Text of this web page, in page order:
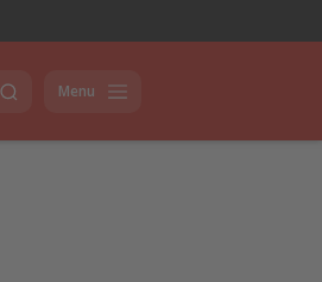
Menu